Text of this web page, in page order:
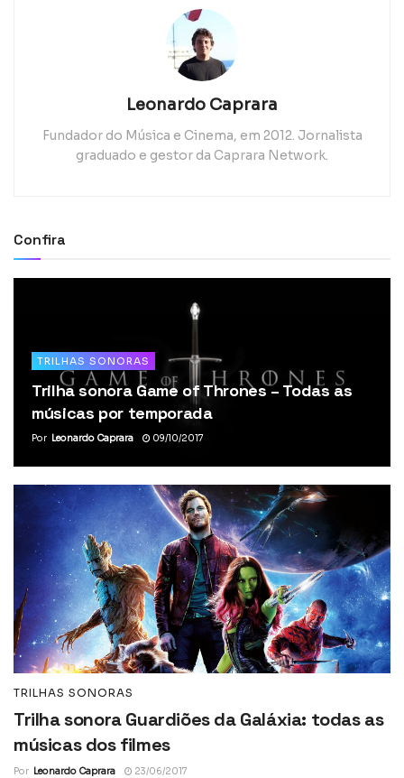
Leonardo Caprara
Fundador do Música e Cinema, em 2012. Jornalista
graduado e gestor da Caprara Network.
Confira
TRILHAS SONORAS
Trilha sonora Game of Thrones – Todas as
músicas por temporada
Por Leonardo Caprara 09/10/2017
TRILHAS SONORAS
Trilha sonora Guardiões da Galáxia: todas as
músicas dos filmes
Por Leonardo Caprara 23/06/2017